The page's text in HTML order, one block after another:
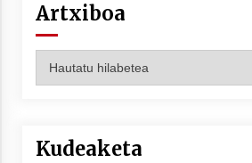
Artxiboa
Kudeaketa